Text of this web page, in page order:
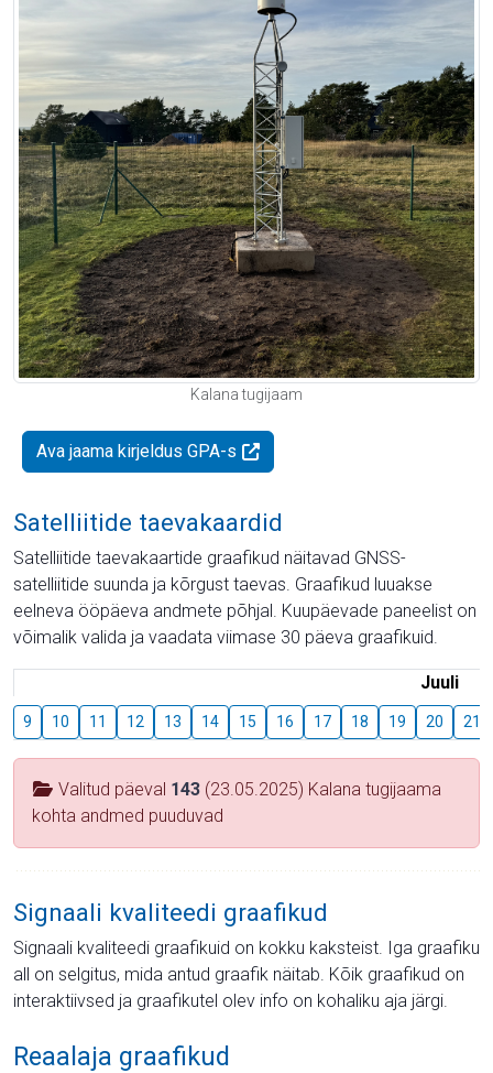
Kalana tugijaam
Ava jaama kirjeldus GPA-s
Satelliitide taevakaardid
Satelliitide taevakaartide graafikud näitavad GNSS-
satelliitide suunda ja kõrgust taevas. Graafikud luuakse
eelneva ööpäeva andmete põhjal. Kuupäevade paneelist on
võimalik valida ja vaadata viimase 30 päeva graafikuid.
Juuli
9 10 11 12 13 14 15 16 17 18 19 20 21
Valitud päeval 143 (23.05.2025) Kalana tugijaama
kohta andmed puuduvad
Signaali kvaliteedi graafikud
Signaali kvaliteedi graafikuid on kokku kaksteist. Iga graafiku
all on selgitus, mida antud graafik näitab. Kõik graafikud on
interaktiivsed ja graafikutel olev info on kohaliku aja järgi.
Reaalaja graafikud